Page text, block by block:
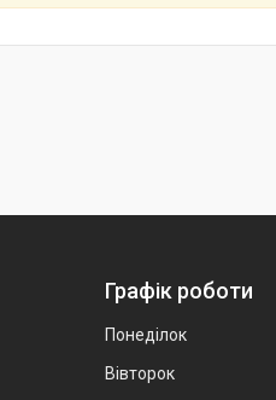
Графік роботи
Понеділок
Вівторок